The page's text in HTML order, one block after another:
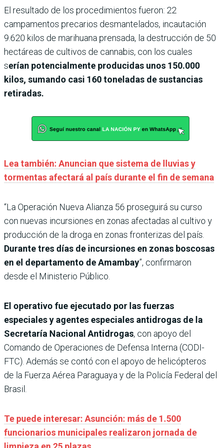
El resultado de los procedimientos fueron: 22
campamentos precarios desmantelados, incautación
9.620 kilos de marihuana prensada, la destrucción de 50
hectáreas de cultivos de cannabis, con los cuales
serían potencialmente producidas unos 150.000
kilos, sumando casi 160 toneladas de sustancias
retiradas.
Lea también: Anuncian que sistema de lluvias y
tormentas afectará al país durante el fin de semana
“La Operación Nueva Alianza 56 proseguirá su curso
con nuevas incursiones en zonas afectadas al cultivo y
producción de la droga en zonas fronterizas del país.
Durante tres días de incursiones en zonas boscosas
en el departamento de Amambay”, confirmaron
desde el Ministerio Público.
El operativo fue ejecutado por las fuerzas
especiales y agentes especiales antidrogas de la
Secretaría Nacional Antidrogas, con apoyo del
Comando de Operaciones de Defensa Interna (CODI-
FTC). Además se contó con el apoyo de helicópteros
de la Fuerza Aérea Paraguaya y de la Policía Federal del
Brasil.
Te puede interesar: Asunción: más de 1.500
funcionarios municipales realizaron jornada de